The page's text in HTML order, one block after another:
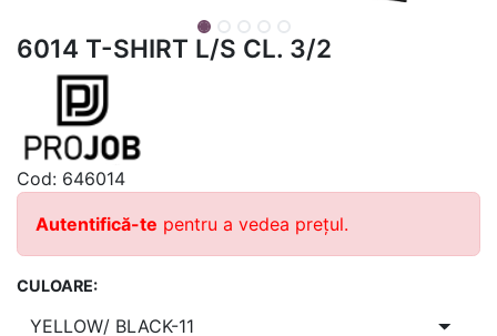
6014 T-SHIRT L/S CL. 3/2
Cod: 646014
Autentifică-te pentru a vedea prețul.
CULOARE: